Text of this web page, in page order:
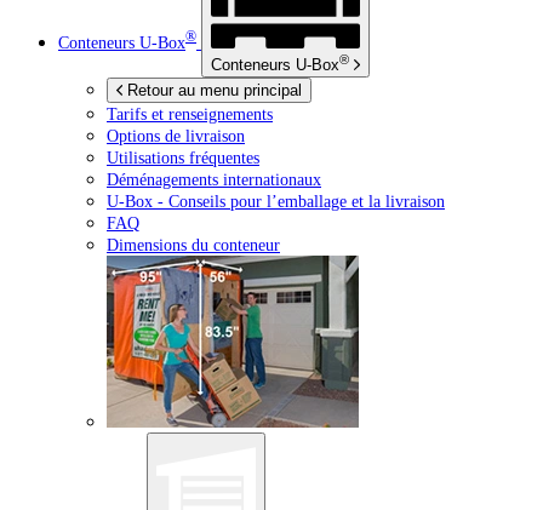
Conteneurs U-Box®
Conteneurs U-Box®
Retour au menu principal
Tarifs et renseignements
Options de livraison
Utilisations fréquentes
Déménagements internationaux
U-Box - Conseils pour l’emballage et la livraison
FAQ
Dimensions du conteneur